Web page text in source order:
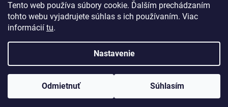
Tento web používa súbory cookie. Ďalším prechádzaním
tohto webu vyjadrujete súhlas s ich používaním. Viac
informácií tu.
Nastavenie
Odmietnuť Súhlasím
D2solutions
Copyright 2026 . Všetky práva vyhradené.